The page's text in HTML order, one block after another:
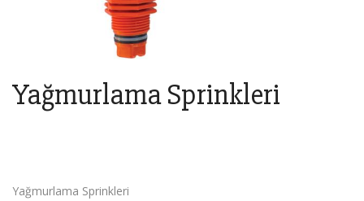
Yağmurlama Sprinkleri
Yağmurlama Sprinkleri